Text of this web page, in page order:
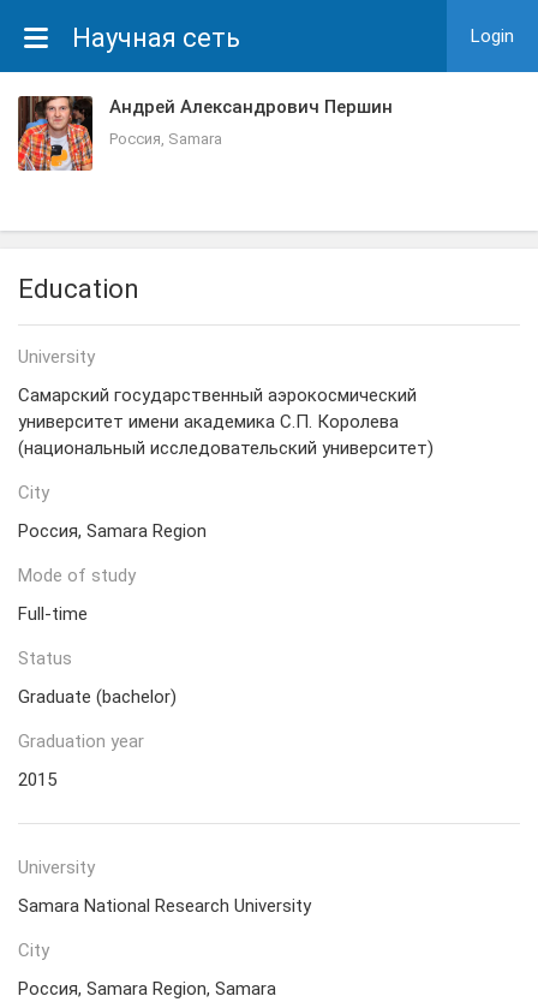
Научная сеть Login
Андрей Александрович Першин
Россия, Samara
Education
University
Самарский государственный аэрокосмический
университет имени академика С.П. Королева
(национальный исследовательский университет)
City
Россия, Samara Region
Mode of study
Full-time
Status
Graduate (bachelor)
Graduation year
2015
University
Samara National Research University
City
Россия, Samara Region, Samara